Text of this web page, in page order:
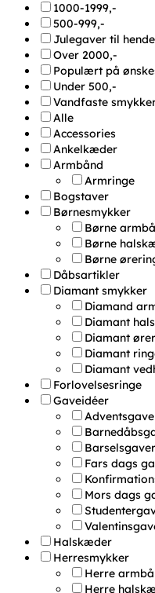
1000-1999,-
500-999,-
Julegaver til hende
Over 2000,-
Populært på
Under 500,-
Vandfaste
Alle
Accessories
Ankelkæder
Armbånd
Armringe
Bogstaver
Børnesmykker
Børne
Børne
Børne
Dåbsartikler
Diamant smykker
Diamand
Diamant
Diamant
Diamant
Diamant
Forlovelsesringe
Gaveidéer
Barselsgaver
Fars dags
Mors dags
Halskæder
Herresmykker
Herre
Herre